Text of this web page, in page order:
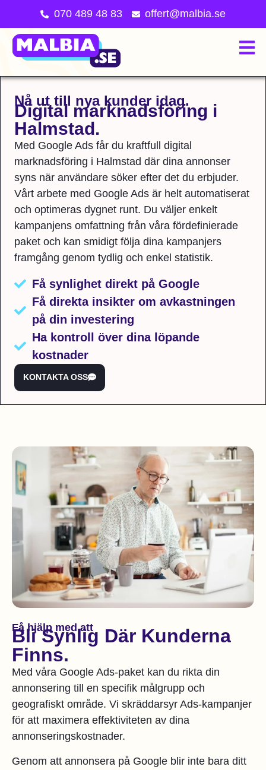
070 489 48 83 offert@malbia.se
Nå ut till nya kunder idag.
Digital marknadsföring i
Halmstad.
Med Google Ads får du kraftfull digital
marknadsföring i Halmstad där dina annonser
syns när användare söker efter det du erbjuder.
Vårt arbete med Google Ads är helt automatiserat
och optimeras dygnet runt. Du väljer enkelt
kampanjens omfattning från våra fördefinierade
paket och kan smidigt följa dina kampanjers
framgång genom tydlig och enkel statistik.
Få synlighet direkt på Google
Få direkta insikter om avkastningen
på din investering
Ha kontroll över dina löpande
kostnader
KONTAKTA OSS
Få hjälp med att
Bli Synlig Där Kunderna
Finns.
Med våra Google Ads-paket kan du rikta din
annonsering till en specifik målgrupp och
geografiskt område. Vi skräddarsyr Ads-kampanjer
för att maximera effektiviteten av dina
annonseringskostnader.
Genom att annonsera på Google blir inte bara ditt